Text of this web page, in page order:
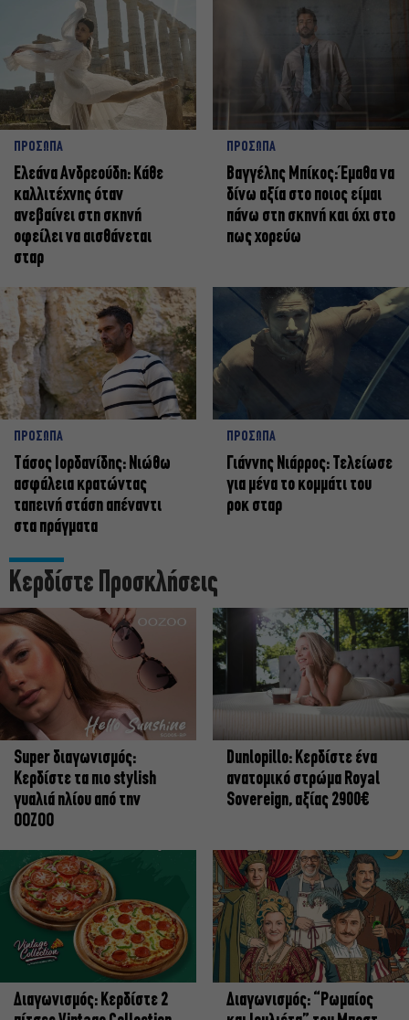
ΠΡΟΣΩΠΑ
Ελεάνα Ανδρεούδη: Κάθε
καλλιτέχνης όταν
ανεβαίνει στη σκηνή
οφείλει να αισθάνεται
σταρ
ΠΡΟΣΩΠΑ
Βαγγέλης Μπίκος: Έμαθα να
δίνω αξία στο ποιος είμαι
πάνω στη σκηνή και όχι στο
πως χορεύω
ΠΡΟΣΩΠΑ
Tάσος Ιορδανίδης: Νιώθω
ασφάλεια κρατώντας
ταπεινή στάση απέναντι
στα πράγματα
ΠΡΟΣΩΠΑ
Γιάννης Νιάρρος: Τελείωσε
για μένα το κομμάτι του
ροκ σταρ
Κερδίστε Προσκλήσεις
Super διαγωνισμός:
Κερδίστε τα πιο stylish
γυαλιά ηλίου από την
OOZOO
Dunlopillo: Κερδίστε ένα
ανατομικό στρώμα Royal
Sovereign, αξίας 2900€
Διαγωνισμός: Κερδίστε 2
Διαγωνισμός: “Ρωμαίος